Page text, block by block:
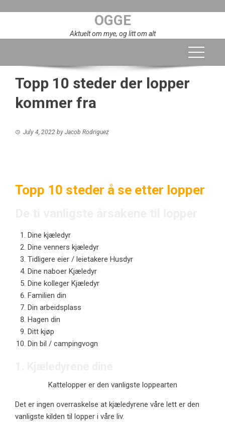
OGGE
Aktuelt om mye, og litt om alt
Topp 10 steder der lopper
kommer fra
July 4, 2022 by Jacob Rodriguez
Topp 10 steder å se etter lopper
Dine kjæledyr
Dine venners kjæledyr
Tidligere eier / leietakere Husdyr
Dine naboer Kjæledyr
Dine kolleger Kjæledyr
Familien din
Din arbeidsplass
Hagen din
Ditt kjøp
Din bil / campingvogn
Kattelopper er den vanligste loppearten
Det er ingen overraskelse at kjæledyrene våre lett er den
vanligste kilden til lopper i våre liv.